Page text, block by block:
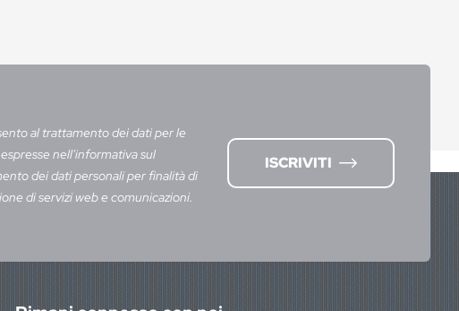
al trattamento dei dati per le
nell'informativa sul
dei dati personali per finalità di
di servizi web e comunicazioni.
ISCRIVITI